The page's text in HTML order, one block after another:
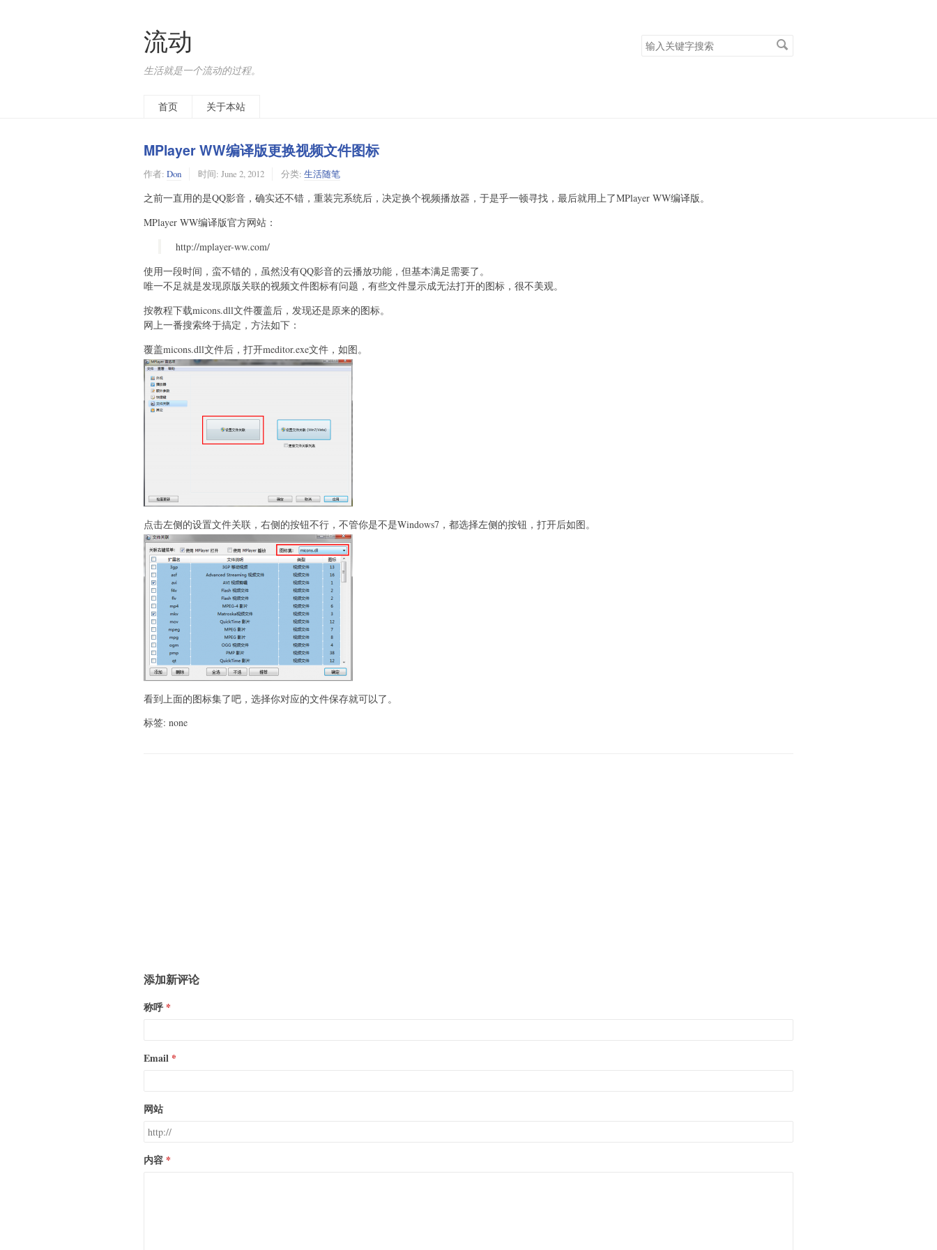
流动
生活就是一个流动的过程。
搜
索
首页 关于本站
MPlayer WW编译版更换视频文件图标
作者: Don 时间: June 2, 2012 分类: 生活随笔
之前一直用的是QQ影音，确实还不错，重装完系统后，决定换个视频播放器，于是乎一顿寻找，最后就用上了MPlayer WW编译版。
MPlayer WW编译版官方网站：
http://mplayer-ww.com/
使用一段时间，蛮不错的，虽然没有QQ影音的云播放功能，但基本满足需要了。
唯一不足就是发现原版关联的视频文件图标有问题，有些文件显示成无法打开的图标，很不美观。
按教程下载micons.dll文件覆盖后，发现还是原来的图标。
网上一番搜索终于搞定，方法如下：
覆盖micons.dll文件后，打开meditor.exe文件，如图。
点击左侧的设置文件关联，右侧的按钮不行，不管你是不是Windows7，都选择左侧的按钮，打开后如图。
看到上面的图标集了吧，选择你对应的文件保存就可以了。
标签: none
添加新评论
称呼
Email
网站
内容